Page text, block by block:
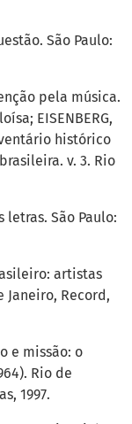
São Paulo:
pela música.
EISENBERG,
histórico
v. 3. Rio
letras. São Paulo:
artistas
Janeiro, Record,
e missão: o
Rio de
1997.